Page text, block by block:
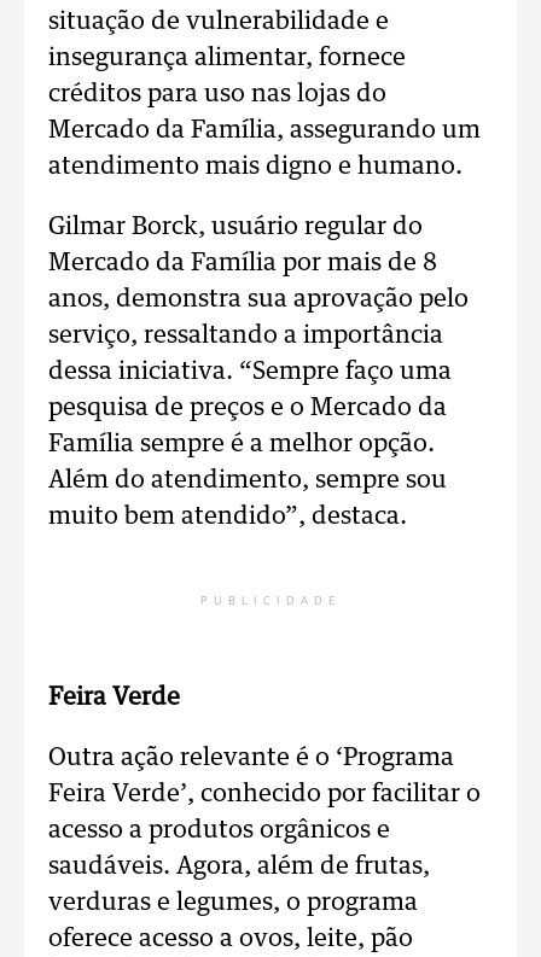
situação de vulnerabilidade e
insegurança alimentar, fornece
créditos para uso nas lojas do
Mercado da Família, assegurando um
atendimento mais digno e humano.
Gilmar Borck, usuário regular do
Mercado da Família por mais de 8
anos, demonstra sua aprovação pelo
serviço, ressaltando a importância
dessa iniciativa. “Sempre faço uma
pesquisa de preços e o Mercado da
Família sempre é a melhor opção.
Além do atendimento, sempre sou
muito bem atendido”, destaca.
PUBLICIDADE
Feira Verde
Outra ação relevante é o ‘Programa
Feira Verde’, conhecido por facilitar o
acesso a produtos orgânicos e
saudáveis. Agora, além de frutas,
verduras e legumes, o programa
oferece acesso a ovos, leite, pão